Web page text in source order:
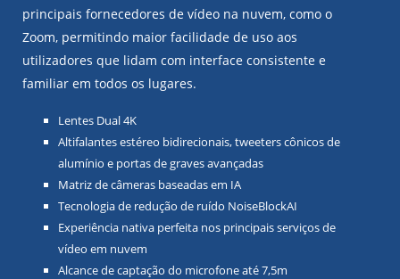
principais fornecedores de vídeo na nuvem, como o
Zoom, permitindo maior facilidade de uso aos
utilizadores que lidam com interface consistente e
familiar em todos os lugares.
Lentes Dual 4K
Altifalantes estéreo bidirecionais, tweeters cônicos de
alumínio e portas de graves avançadas
Matriz de câmeras baseadas em IA
Tecnologia de redução de ruído NoiseBlockAI
Experiência nativa perfeita nos principais serviços de
vídeo em nuvem
Alcance de captação do microfone até 7,5m